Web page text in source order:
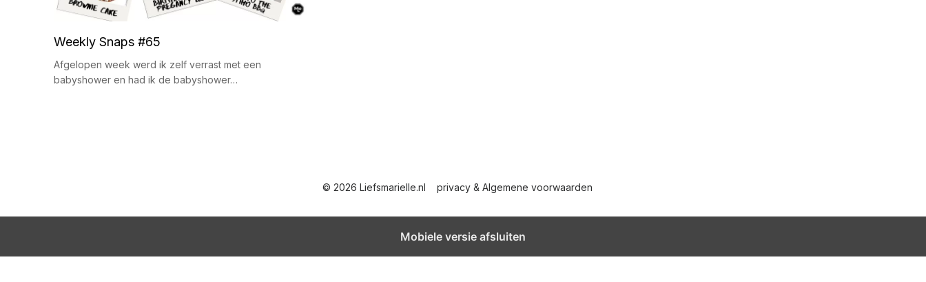
Weekly Snaps #65
Afgelopen week werd ik zelf verrast met een
babyshower en had ik de babyshower…
© 2026 Liefsmarielle.nl privacy & Algemene voorwaarden
Mobiele versie afsluiten